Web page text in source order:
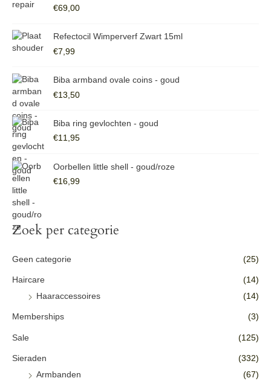
n
a
€69,00
Refectocil Wimperverf Zwart 15ml
€7,99
Biba armband ovale coins - goud
€13,50
Biba ring gevlochten - goud
€11,95
Oorbellen little shell - goud/roze
€16,99
Zoek per categorie
Geen categorie (25)
Haircare
(14)
Haaraccessoires
(14)
Memberships (3)
Sale (125)
Sieraden
(332)
Armbanden
(67)